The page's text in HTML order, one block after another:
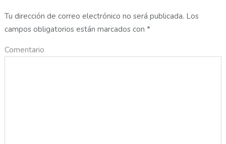
Tu dirección de correo electrónico no será publicada. Los
campos obligatorios están marcados con *
Comentario